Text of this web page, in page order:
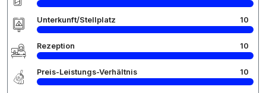
Unterkunft/Stellplatz 10
Rezeption 10
Preis-Leistungs-Verhältnis 10